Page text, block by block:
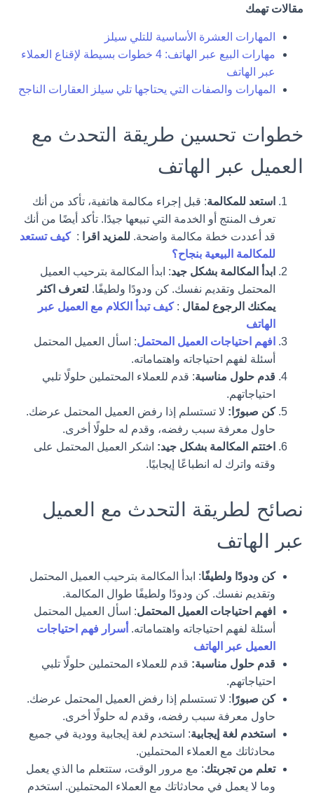
مقالات تهمك
المهارات العشرة الأساسية للتلي سيلز
مهارات البيع عبر الهاتف: 4 خطوات بسيطة لإقناع العملاء
عبر الهاتف
المهارات والصفات التي يحتاجها تلي سيلز العقارات الناجح
خطوات تحسين طريقة التحدث مع
العميل عبر الهاتف
استعد للمكالمة: قبل إجراء مكالمة هاتفية، تأكد من أنك
تعرف المنتج أو الخدمة التي تبيعها جيدًا. تأكد أيضًا من أنك
قد أعددت خطة مكالمة واضحة. للمزيد اقرا : كيف تستعد
للمكالمة البيعية بنجاح؟
ابدأ المكالمة بشكل جيد: ابدأ المكالمة بترحيب العميل
المحتمل وتقديم نفسك. كن ودودًا ولطيفًا. لتعرف اكثر
يمكنك الرجوع لمقال :كيف تبدأ الكلام مع العميل عبر
الهاتف
افهم احتياجات العميل المحتمل: اسأل العميل المحتمل
أسئلة لفهم احتياجاته واهتماماته.
قدم حلول مناسبة: قدم للعملاء المحتملين حلولًا تلبي
احتياجاتهم.
كن صبورًا: لا تستسلم إذا رفض العميل المحتمل عرضك.
حاول معرفة سبب رفضه، وقدم له حلولًا أخرى.
اختتم المكالمة بشكل جيد: اشكر العميل المحتمل على
وقته واترك له انطباعًا إيجابيًا.
نصائح لطريقة التحدث مع العميل
عبر الهاتف
كن ودودًا ولطيفًا: ابدأ المكالمة بترحيب العميل المحتمل
وتقديم نفسك. كن ودودًا ولطيفًا طوال المكالمة.
افهم احتياجات العميل المحتمل: اسأل العميل المحتمل
أسئلة لفهم احتياجاته واهتماماته. أسرار فهم احتياجات
العميل عبر الهاتف
قدم حلول مناسبة: قدم للعملاء المحتملين حلولًا تلبي
احتياجاتهم.
كن صبورًا : لا تستسلم إذا رفض العميل المحتمل عرضك.
حاول معرفة سبب رفضه، وقدم له حلولًا أخرى.
استخدم لغة إيجابية: استخدم لغة إيجابية وودية في جميع
محادثاتك مع العملاء المحتملين.
تعلم من تجربتك: مع مرور الوقت، ستتعلم ما الذي يعمل
وما لا يعمل في محادثاتك مع العملاء المحتملين. استخدم